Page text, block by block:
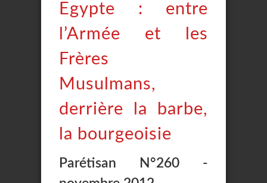
Egypte : entre
l’Armée et les
Frères
Musulmans,
derrière la barbe,
la bourgeoisie
Parétisan N°260 -